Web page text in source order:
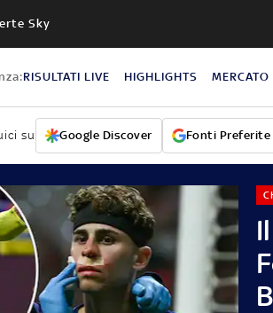
Sky
RISULTATI LIVE HIGHLIGHTS MERCATO
su Google Discover Fonti Preferite